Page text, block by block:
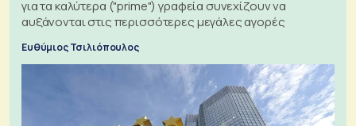
για τα καλύτερα ("prime") γραφεία συνεχίζουν να
αυξάνονται στις περισσότερες μεγάλες αγορές
Ευθύμιος Τσιλιόπουλος